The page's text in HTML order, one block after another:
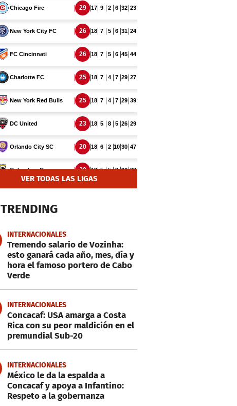
VER TODAS LAS LIGAS
TRENDING
INTERNACIONALES
Tremendo salario de Vozinha:
esto ganará cada año, mes, día y
hora el famoso portero de Cabo
Verde
INTERNACIONALES
Concacaf: USA amarga a Costa
Rica con su peor maldición en el
premundial Sub-20
INTERNACIONALES
México le da la espalda a
Concacaf y apoya a Infantino:
Respeto a la gobernanza